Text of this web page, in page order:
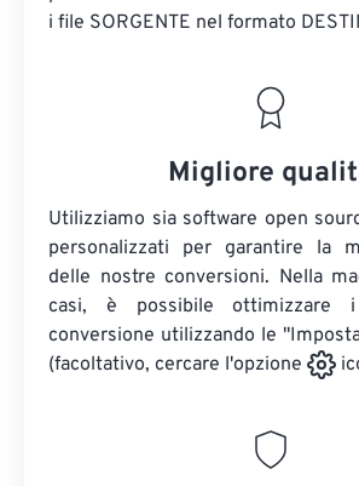
i file SORGENTE nel formato
Migliore
Utilizziamo sia software open
personalizzati per garantire la
delle nostre conversioni. Nella
casi, è possibile ottimizzare
conversione utilizzando le
(facoltativo, cercare l'opzione